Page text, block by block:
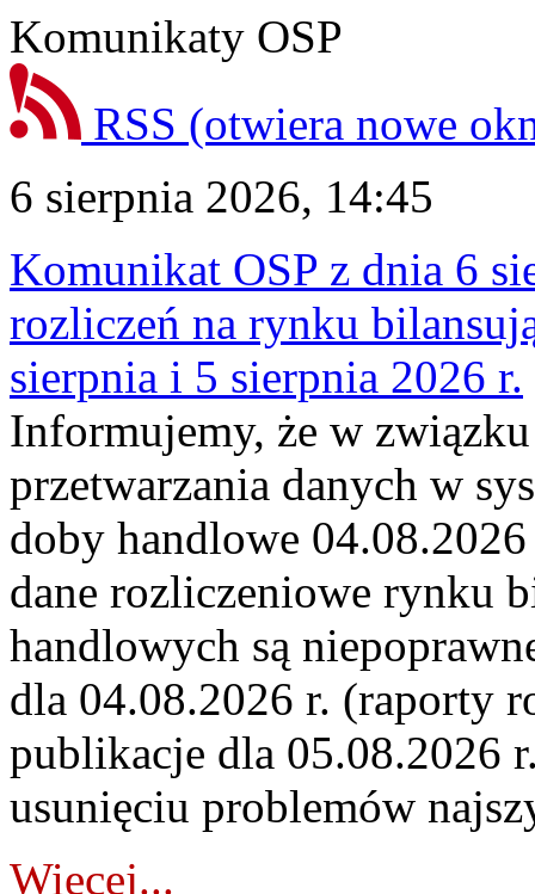
Komunikaty OSP
RSS (otwiera nowe
6 sierpnia 2026, 14:45
Komunikat OSP z dnia 6
rozliczeń na rynku
sierpnia i 5 sierpnia 2026 r.
Informujemy, że w
przetwarzania danych w
doby handlowe
dane rozliczeniowe rynku
handlowych są
dla 04.08.2026 r. (raporty
publikacje dla 05.08.2026
usunięciu problemów
Więcej...